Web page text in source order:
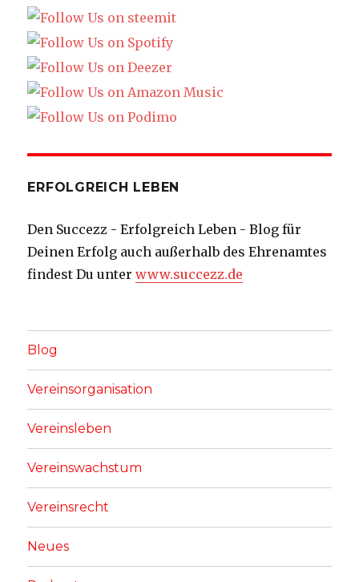
ERFOLGREICH LEBEN
Den Succezz - Erfolgreich Leben - Blog für
Deinen Erfolg auch außerhalb des Ehrenamtes
findest Du unterwww.succezz.de
Blog
Vereinsorganisation
Vereinsleben
Vereinswachstum
Vereinsrecht
Neues